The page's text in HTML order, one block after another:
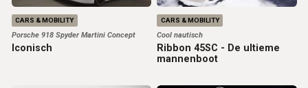
CARS & MOBILITY
Porsche 918 Spyder Martini Concept
Iconisch
CARS & MOBILITY
Cool nautisch
Ribbon 45SC - De ultieme
mannenboot